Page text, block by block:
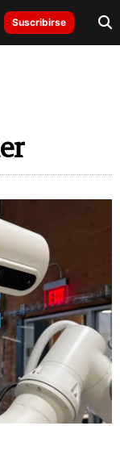
Suscribirse